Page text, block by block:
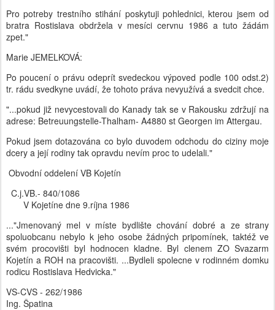
Pro potreby trestního stihání poskytuji pohlednici, kterou jsem od
bratra Rostislava obdržela v mesíci cervnu 1986 a tuto žádám
zpet."
Marie JEMELKOVÁ:
Po poucení o právu odeprít svedeckou výpoved podle 100 odst.2)
tr. rádu svedkyne uvádí, že tohoto práva nevyužívá a svedcit chce.
"...pokud již nevycestovali do Kanady tak se v Rakousku zdržují na
adrese: Betreuungstelle-Thalham- A4880 st Georgen im Attergau.
Pokud jsem dotazována co bylo duvodem odchodu do ciziny moje
dcery a její rodiny tak opravdu nevím proc to udelali."
Obvodní oddelení VB Kojetín
C.j.VB.- 840/1086
V Kojetíne dne 9.ríjna 1986
..."Jmenovaný mel v míste bydlište chování dobré a ze strany
spoluobcanu nebylo k jeho osobe žádných pripomínek, taktéž ve
svém procovišti byl hodnocen kladne. Byl clenem ZO Svazarm
Kojetín a ROH na pracovišti. ...Bydleli spolecne v rodinném domku
rodicu Rostislava Hedvicka."
VS-CVS - 262/1986
Ing. Špatina